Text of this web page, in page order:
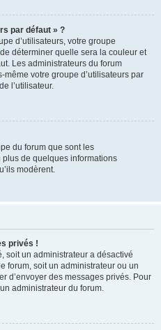
par défaut » ?
d’utilisateurs, votre groupe
déterminer quelle sera la couleur et
Les administrateurs du forum
votre groupe d’utilisateurs par
l’utilisateur.
du forum que sont les
de quelques informations
modèrent.
privés !
soit un administrateur a désactivé
forum, soit un administrateur ou un
d’envoyer des messages privés. Pour
administrateur du forum.